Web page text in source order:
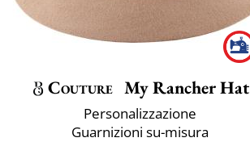
Couture My Rancher Hat
Personalizzazione
Guarnizioni su-misura